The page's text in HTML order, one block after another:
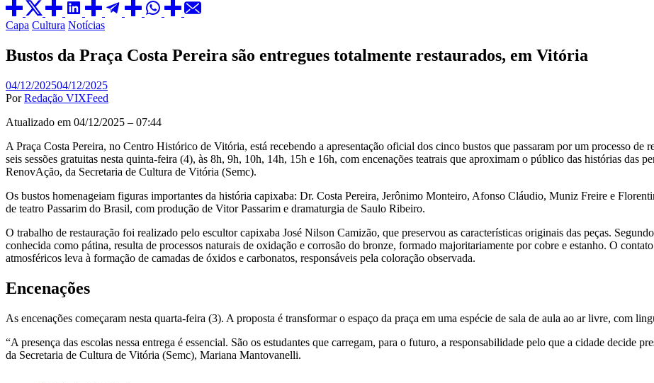
Posted
Capa Cultura Notícias
Bustos da Praça Costa Pereira são entregues totalmente restaurados, em Vitória
04/12/202504/12/2025
Por Redação VIXFeed
Atualizado em 04/12/2025 – 07:44
A Praça Costa Pereira, no Centro Histórico de Vitória, está recebendo a apresentação oficial dos cinco bustos que passaram por um processo de
seis sessões gratuitas nesta quinta-feira (4), às 8h, 9h, 10h, 14h, 15h e 16h, com encenações teatrais que aproximam o público das histórias das
RenovAção, da Secretaria de Cultura de Vitória (Semc).
Os bustos homenageiam figuras importantes da história capixaba: Dr. Costa Pereira, Jerônimo Monteiro, Afonso Cláudio, Muniz Freire e
de teatro Passarim do Brasil, com produção de Vitor Passarim e dramaturgia de Saulo Ribeiro.
O trabalho de restauração foi realizado pelo escultor capixaba José Nilson Camizão, que preservou as características originais das peças.
conhecida como pátina, resulta de processos naturais de oxidação e corrosão do bronze, formado majoritariamente por cobre e estanho. O
atmosféricos leva à formação de camadas de óxidos e carbonatos, responsáveis pela coloração observada.
Encenações
As encenações começaram nesta quarta-feira (3). A proposta é transformar o espaço da praça em uma espécie de sala de aula ao ar livre, com
“A presença das escolas nessa entrega é essencial. São os estudantes que carregam, para o futuro, a responsabilidade pelo que a cidade decide
da Secretaria de Cultura de Vitória (Semc), Mariana Mantovanelli.